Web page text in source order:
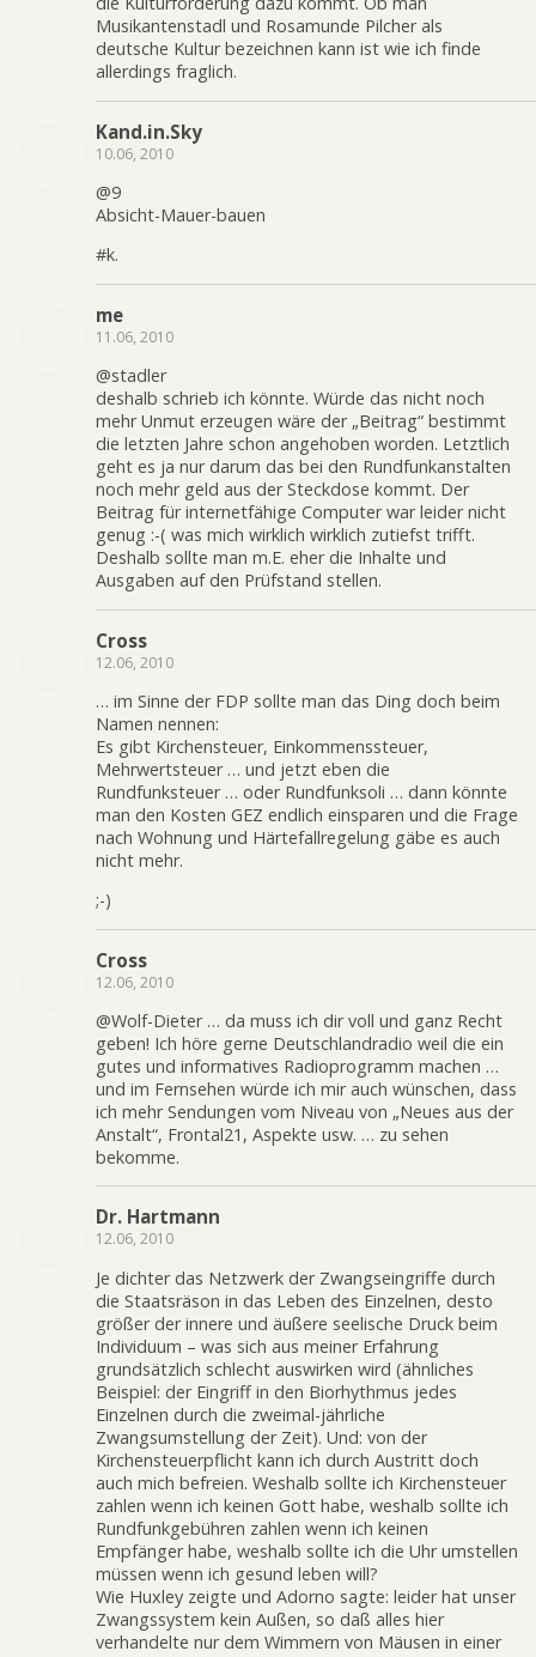
Musikantenstadl und Rosamunde Pilcher als
deutsche Kultur bezeichnen kann ist wie ich finde
allerdings fraglich.
Kand.in.Sky
10.06, 2010
@9
Absicht-Mauer-bauen
#k.
me
11.06, 2010
@stadler
deshalb schrieb ich könnte. Würde das nicht noch
mehr Unmut erzeugen wäre der „Beitrag“ bestimmt
die letzten Jahre schon angehoben worden. Letztlich
geht es ja nur darum das bei den Rundfunkanstalten
noch mehr geld aus der Steckdose kommt. Der
Beitrag für internetfähige Computer war leider nicht
genug :-( was mich wirklich wirklich zutiefst trifft.
Deshalb sollte man m.E. eher die Inhalte und
Ausgaben auf den Prüfstand stellen.
Cross
12.06, 2010
… im Sinne der FDP sollte man das Ding doch beim
Namen nennen:
Es gibt Kirchensteuer, Einkommenssteuer,
Mehrwertsteuer … und jetzt eben die
Rundfunksteuer … oder Rundfunksoli … dann könnte
man den Kosten GEZ endlich einsparen und die Frage
nach Wohnung und Härtefallregelung gäbe es auch
nicht mehr.
;-)
Cross
12.06, 2010
@Wolf-Dieter … da muss ich dir voll und ganz Recht
geben! Ich höre gerne Deutschlandradio weil die ein
gutes und informatives Radioprogramm machen …
und im Fernsehen würde ich mir auch wünschen, dass
ich mehr Sendungen vom Niveau von „Neues aus der
Anstalt“, Frontal21, Aspekte usw. … zu sehen
bekomme.
Dr. Hartmann
12.06, 2010
Je dichter das Netzwerk der Zwangseingriffe durch
die Staatsräson in das Leben des Einzelnen, desto
größer der innere und äußere seelische Druck beim
Individuum – was sich aus meiner Erfahrung
grundsätzlich schlecht auswirken wird (ähnliches
Beispiel: der Eingriff in den Biorhythmus jedes
Einzelnen durch die zweimal-jährliche
Zwangsumstellung der Zeit). Und: von der
Kirchensteuerpflicht kann ich durch Austritt doch
auch mich befreien. Weshalb sollte ich Kirchensteuer
zahlen wenn ich keinen Gott habe, weshalb sollte ich
Rundfunkgebühren zahlen wenn ich keinen
Empfänger habe, weshalb sollte ich die Uhr umstellen
müssen wenn ich gesund leben will?
Wie Huxley zeigte und Adorno sagte: leider hat unser
Zwangssystem kein Außen, so daß alles hier
verhandelte nur dem Wimmern von Mäusen in einer